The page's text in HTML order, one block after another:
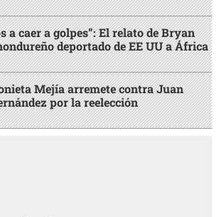
a caer a golpes”: El relato de Bryan
deportado de EE UU a África
Mejía arremete contra Juan
por la reelección